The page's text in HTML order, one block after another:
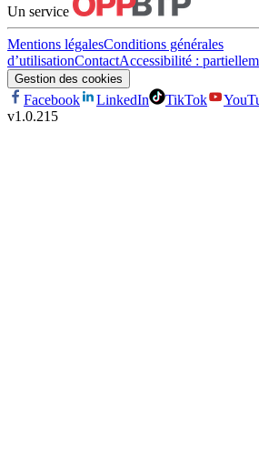
Un service
Mentions légalesConditions générales
d’utilisationContactAccessibilité :
Gestion des cookies
Facebook LinkedIn TikTok
v1.0.215